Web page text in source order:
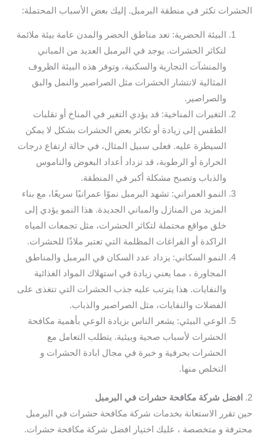
الحشرات تكثر في منطقة البرمبل. إليك بعض الأسباب المحتملة:
البيئة الحضرية: تعد مناطق الحضر والمدن عامة بيئة ملائمة
لتكاثر الحشرات. يوجد في البرمبل العديد من المباني
والمنشآت التجارية والسكنية، وتوفر هذه البيئة الظروف
المثالية لانتشار الحشرات مثل الصراصير والنمل والبق
والصراصير.
التغيرات المناخية: قد يؤدي التغير في المناخ أو تقلبات
الطقس إلى زيادة أو تكاثر بعض الحشرات بشكل لا يمكن
السيطرة عليه. فعلى سبيل المثال، في حالة ارتفاع درجات
الحرارة أو الرطوبة، قد تزداد أعداد البعوض والناموس
والذباب وتصبح مشكلة أكبر في المنطقة.
النمو العمراني: تشهد البرمبل نموًا عمرانيًا سريعًا، مع بناء
المزيد من المنازل والمباني الجديدة. هذا النمو يؤدي إلى
خلق مواقع محتملة لتكاثر الحشرات، مثل تجمعات المياه
الراكدة أو الفراغات المظلمة التي تعتبر ملاذًا للحشرات.
النمو السكاني: يزداد عدد السكان في البرمبل والمناطق
المجاورة ، مما يعني زيادة في استهلاك المواد الغذائية
والنفايات. هذا يترتب عليه جذب الحشرات التي تتغذى على
الفضلات والنفايات، مثل الصراصير والذباب.
الوعي البيئي: يشعر الناس بزيادة الوعي بأهمية مكافحة
الحشرات لأسباب صحية وبيئية. يتطلب التعامل مع
الحشرات بحرفية و خبرة في مجال ابادة الحشرات و
التخلص منها.
2.
افضل شركة مكافحة حشرات في البرمبل
حين تقرر الاستعانة بخدمات شركة مكافحة حشرات في البرمبل
محترفة و متخصصة ، عليك اختيار افضل شركة مكافحة حشرات.